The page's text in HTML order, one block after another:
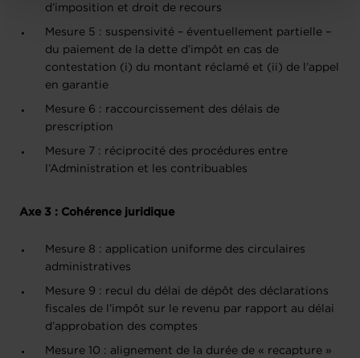
d’imposition et droit de recours
Mesure 5 : suspensivité – éventuellement partielle –
du paiement de la dette d’impôt en cas de
contestation (i) du montant réclamé et (ii) de l’appel
en garantie
Mesure 6 : raccourcissement des délais de
prescription
Mesure 7 : réciprocité des procédures entre
l’Administration et les contribuables
Axe 3 : Cohérence juridique
Mesure 8 : application uniforme des circulaires
administratives
Mesure 9 : recul du délai de dépôt des déclarations
fiscales de l’impôt sur le revenu par rapport au délai
d’approbation des comptes
Mesure 10 : alignement de la durée de « recapture »